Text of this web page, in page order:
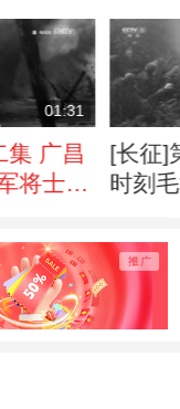
01:31
集 广昌
将士困
[长征]
时刻